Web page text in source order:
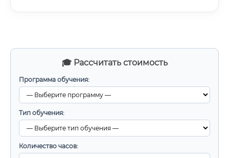
🎓 Рассчитать стоимость
Программа обучения:
Тип обучения:
Количество часов: